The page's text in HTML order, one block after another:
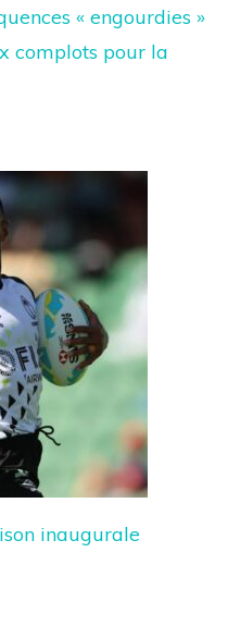
« engourdies »
complots pour la
inaugurale